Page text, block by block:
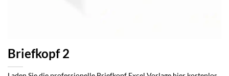
Briefkopf 2